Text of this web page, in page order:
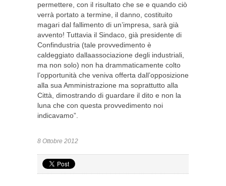
permettere, con il risultato che se e quando ciò
verrà portato a termine, il danno, costituito
magari dal fallimento di un’impresa, sarà già
avvento! Tuttavia il Sindaco, già presidente di
Confindustria (tale provvedimento è
caldeggiato dallaassociazione degli industriali,
ma non solo) non ha drammaticamente colto
l’opportunità che veniva offerta dall’opposizione
alla sua Amministrazione ma soprattutto alla
Città, dimostrando di guardare il dito e non la
luna che con questa provvedimento noi
indicavamo”.
8 Ottobre 2012